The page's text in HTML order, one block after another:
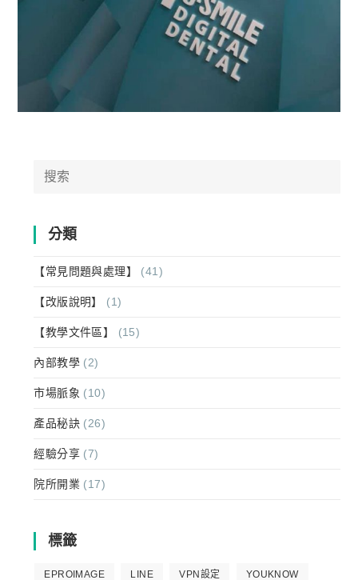
Search
分類
【常見問題與處理】 (41)
【改版說明】 (1)
【教學文件區】 (15)
內部教學 (2)
市場脈象 (10)
產品秘訣 (26)
經驗分享 (7)
院所開業 (17)
標籤
EPROIMAGE LINE VPN設定 YOUKNOW